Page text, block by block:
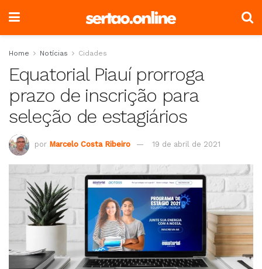
Home Notícias Cidades
Equatorial Piauí prorroga
prazo de inscrição para
seleção de estagiários
por Marcelo Costa Ribeiro 19 de abril de 2021